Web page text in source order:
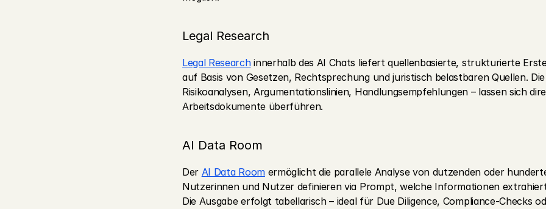
Legal Research
Legal Research innerhalb des AI Chats liefert quellenbasierte, strukturierte
auf Basis von Gesetzen, Rechtsprechung und juristisch belastbaren Quellen. Die
Risikoanalysen, Argumentationslinien, Handlungsempfehlungen – lassen sich
Arbeitsdokumente überführen.
AI Data Room
Der AI Data Room ermöglicht die parallele Analyse von dutzenden oder
Nutzerinnen und Nutzer definieren via Prompt, welche Informationen
Die Ausgabe erfolgt tabellarisch – ideal für Due Diligence, Compliance-Checks